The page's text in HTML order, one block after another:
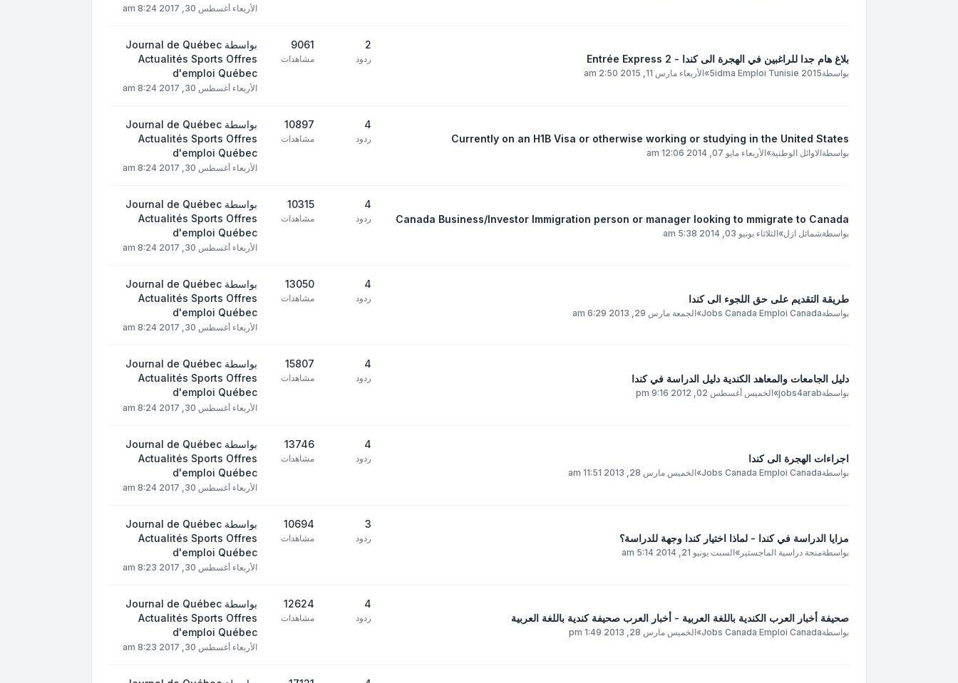
الأربعاء أغسطس 30, 2017 8:24 am
بلاغ هام جدا للراغبين في الهجرة الى كندا - Entrée Express 2
بواسطة5idma Emploi Tunisie 2015
»الأربعاء مارس 11, 2015 2:50 am
2
ردود
9061
مشاهدات
بواسطة Journal de Québec
Actualités Sports Offres
d'emploi Québec
الأربعاء أغسطس 30, 2017 8:24 am
Currently on an H1B Visa or otherwise working or studying in the United States
بواسطةالاوائل الوطنية»الأربعاء مايو 07, 2014 12:06 am
4
ردود
10897
مشاهدات
بواسطة Journal de Québec
Actualités Sports Offres
d'emploi Québec
الأربعاء أغسطس 30, 2017 8:24 am
Canada Business/Investor Immigration person or manager looking to mmigrate to Canada
بواسطةشمائل ازل»الثلاثاء يونيو 03, 2014 5:38 am
4
ردود
10315
مشاهدات
بواسطة Journal de Québec
Actualités Sports Offres
d'emploi Québec
الأربعاء أغسطس 30, 2017 8:24 am
طريقة التقديم على حق اللجوء الى كندا
بواسطةJobs Canada Emploi Canada
»الجمعة مارس 29, 2013 6:29 am
4
ردود
13050
مشاهدات
بواسطة Journal de Québec
Actualités Sports Offres
d'emploi Québec
الأربعاء أغسطس 30, 2017 8:24 am
دليل الجامعات والمعاهد الكندية دليل الدراسة في كندا
بواسطةjobs4arab
»الخميس أغسطس 02, 2012 9:16 pm
4
ردود
15807
مشاهدات
بواسطة Journal de Québec
Actualités Sports Offres
d'emploi Québec
الأربعاء أغسطس 30, 2017 8:24 am
اجراءات الهجرة الى كندا
بواسطةJobs Canada Emploi Canada
»الخميس مارس 28, 2013 11:51 am
4
ردود
13746
مشاهدات
بواسطة Journal de Québec
Actualités Sports Offres
d'emploi Québec
الأربعاء أغسطس 30, 2017 8:24 am
مزايا الدراسة في كندا - لماذا اختيار كندا وجهة للدراسة؟
بواسطةمنحة دراسية الماجستير »السبت يونيو 21, 2014 5:14 am
3
ردود
10694
مشاهدات
بواسطة Journal de Québec
Actualités Sports Offres
d'emploi Québec
الأربعاء أغسطس 30, 2017 8:23 am
صحيفة أخبار العرب الكندية باللغة العربية - أخبار العرب صحيفة كندية باللغة العربية
بواسطةJobs Canada Emploi Canada
»الخميس مارس 28, 2013 1:49 pm
4
ردود
12624
مشاهدات
بواسطة Journal de Québec
Actualités Sports Offres
d'emploi Québec
الأربعاء أغسطس 30, 2017 8:23 am